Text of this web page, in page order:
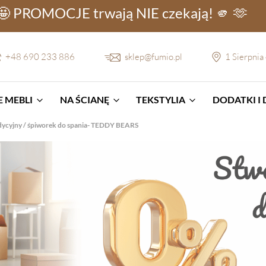
PROMOCJE trwają NIE czekają! 🫵 🫶
+48 690 233 886 sklep@fumio.pl 1 Sierpnia
MEBLI NA ŚCIANĘ TEKSTYLIA DODATKI I
/ śpiworek do spania- TEDDY BEARS